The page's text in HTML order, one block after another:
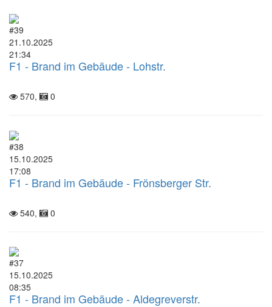
#39
21.10.2025
21:34
F1 - Brand im Gebäude - Lohstr.
570, 0
#38
15.10.2025
17:08
F1 - Brand im Gebäude - Frönsberger Str.
540, 0
#37
15.10.2025
08:35
F1 - Brand im Gebäude - Aldegreverstr.